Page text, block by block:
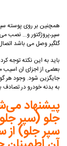
گلگیر وصل می باشد
باید به این نکته توجه
جایگزین شود. وجود هر
به بدنه خودرو در
پیشنهاد
سپر جلو) از